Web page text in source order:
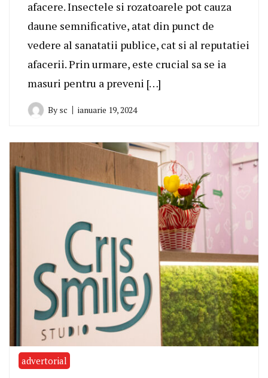
afacere. Insectele si rozatoarele pot cauza
daune semnificative, atat din punct de
vedere al sanatatii publice, cat si al reputatiei
afacerii. Prin urmare, este crucial sa se ia
masuri pentru a preveni […]
By sc ianuarie 19, 2024
advertorial